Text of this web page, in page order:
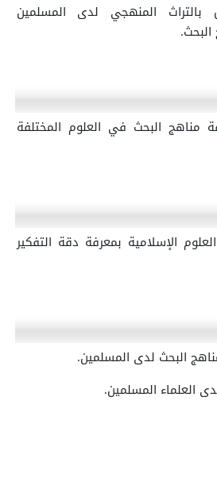
بالتراث المنهجي لدى المسلمين
مناهج البحث في العلوم المختلفة
الإسلامية بمعرفة دقة التفكير
البحث لدى المسلمين.
العلماء المسلمين.